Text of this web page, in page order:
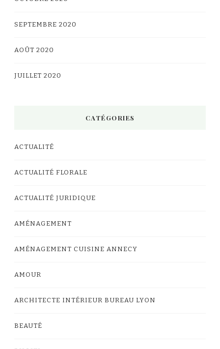
SEPTEMBRE 2020
AOÛT 2020
JUILLET 2020
CATÉGORIES
ACTUALITÉ
ACTUALITÉ FLORALE
ACTUALITÉ JURIDIQUE
AMÉNAGEMENT
AMÉNAGEMENT CUISINE ANNECY
AMOUR
ARCHITECTE INTÉRIEUR BUREAU LYON
BEAUTÉ